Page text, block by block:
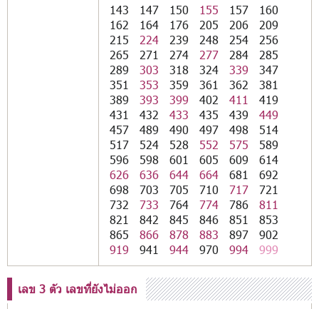
143
147 150 155 157
160
162
164 176 205 206
209
215
224 239 248 254
256
265
271 274 277 284
285
289
303 318 324 339
347
351
353 359 361 362
381
389
393 399 402 411
419
431
432 433 435 439
449
457
489 490 497 498
514
517
524 528 552 575
589
596
598 601 605 609
614
626
636 644 664 681
692
698
703 705 710 717
721
732
733 764 774 786
811
821
842 845 846 851
853
865
866 878 883 897
902
919
941 944 970 994 999
เลข 3 ตัว เลขที่ยังไม่ออก